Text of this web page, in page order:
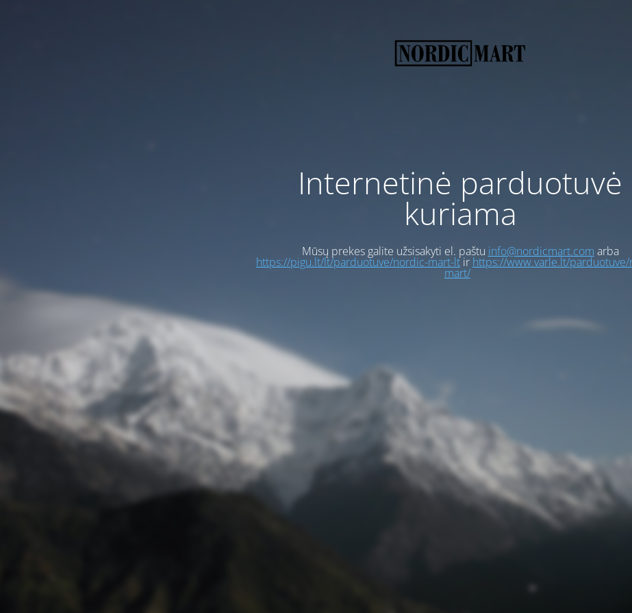
Internetinė parduotuvė
kuriama
Mūsų prekes galite užsisakyti el. paštu info@nordicmart.com arba
https://pigu.lt/lt/parduotuve/nordic-mart-ltir https://www.varle.lt/
mart/